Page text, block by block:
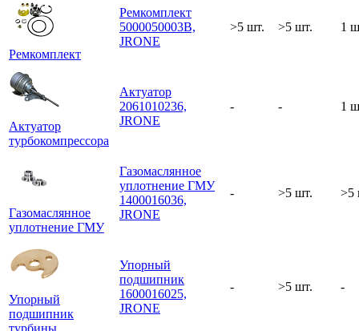
Ремкомплект
Ремкомплект
5000050003B,
JRONE
>5 шт. >5 шт. 1
Актуатор
турбокомпрессора
Актуатор
2061010236,
JRONE
- - 1
Газомаслянное
уплотнение ГМУ
Газомаслянное
уплотнение ГМУ
1400016036,
JRONE
- >5 шт. >5
Упорный
подшипник
Упорный
подшипник
1600016025,
JRONE
- >5 шт. -